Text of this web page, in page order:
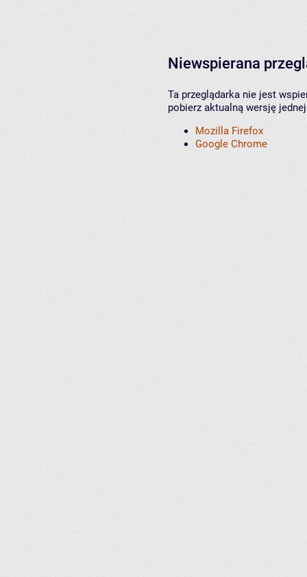
Niewspierana
Ta przeglądarka nie jest
pobierz aktualną wersję
Mozilla Firefox
Google Chrome